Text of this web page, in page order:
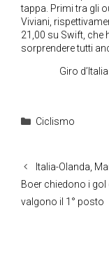
tappa. Primi tra gli
Viviani,
21,00 su Swift, che
sorprendere tutti
Giro
Categorie
Ciclismo
Italia-Olanda,
Boer chiedono i gol
valgono il 1° posto